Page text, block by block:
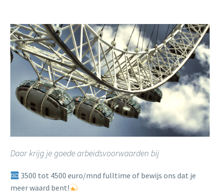
Daar krijg je goede arbeidsvoorwaarden bij
3500 tot 4500 euro/mnd fulltime of bewijs ons dat je
meer waard bent!